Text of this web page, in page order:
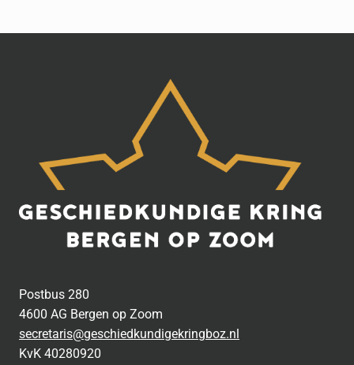
Postbus 280
4600 AG Bergen op Zoom
secretaris@geschiedkundigekringboz.nl
KvK 40280920